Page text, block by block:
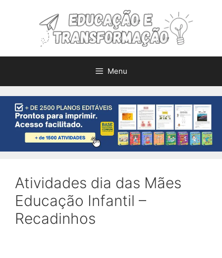
Menu
Atividades dia das Mães
Educação Infantil –
Recadinhos